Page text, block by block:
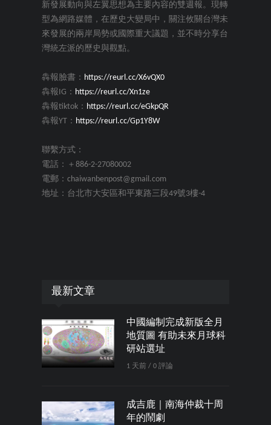
新發展動向與左翼思想為主要內容的雙週報。現轉
型為網路媒體，在歷史大變局中，關注攸關台灣未
來發展的兩岸局勢或國際重大議題，並不時分享台
灣統左派的歷史與觀點。
犇報臉書： https://reurl.cc/X6vQX0
犇報IG： https://reurl.cc/Xn1ze
犇報tiktok： https://reurl.cc/eGkpQR
犇報YT： https://reurl.cc/Gp1Y8W
聯繫方式：
電話：＋886-2-27080002
電郵：chaiwanbenpost@gmail.com
地址：台北市大安區和平東路三段49號3樓-4
最新文章
中國編制完成新版全月
地質圖 有助未來月球科
研站選址
1 天前 / 0 評論
成吉鹿｜南海仲裁十周
年的鬧劇